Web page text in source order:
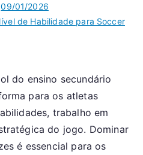
09/01/2026
de Habilidade para Soccer
do ensino secundário
para os atletas
trabalho em
do jogo. Dominar
é essencial para os